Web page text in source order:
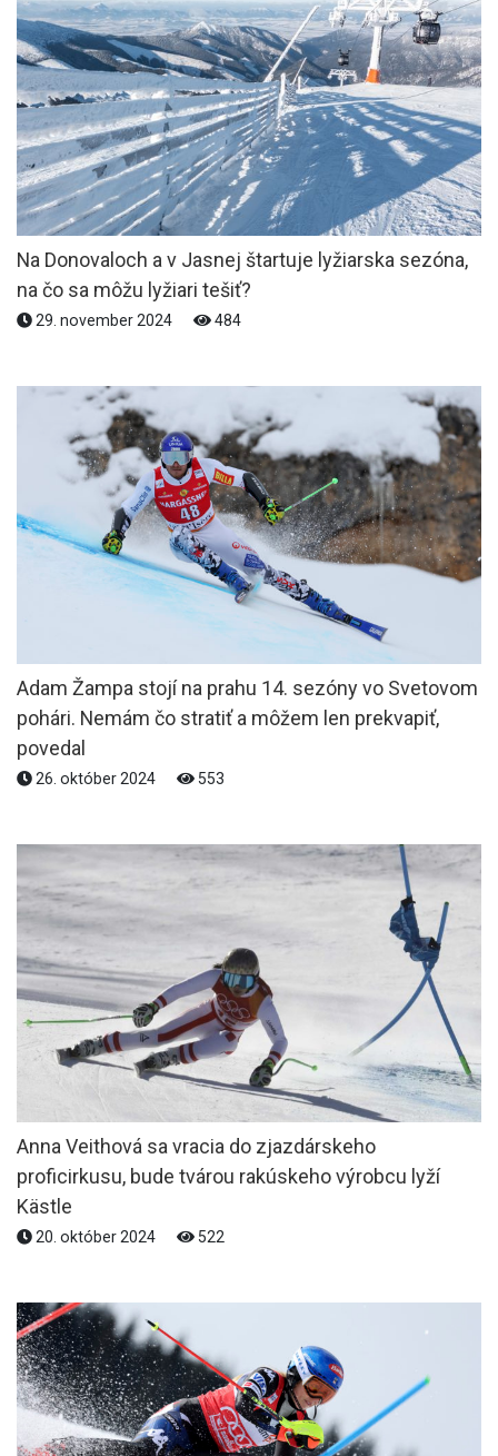
Na Donovaloch a v Jasnej štartuje lyžiarska sezóna,
na čo sa môžu lyžiari tešiť?
29. november 2024 484
Adam Žampa stojí na prahu 14. sezóny vo Svetovom
pohári. Nemám čo stratiť a môžem len prekvapiť,
povedal
26. október 2024 553
Anna Veithová sa vracia do zjazdárskeho
proficirkusu, bude tvárou rakúskeho výrobcu lyží
Kästle
20. október 2024 522